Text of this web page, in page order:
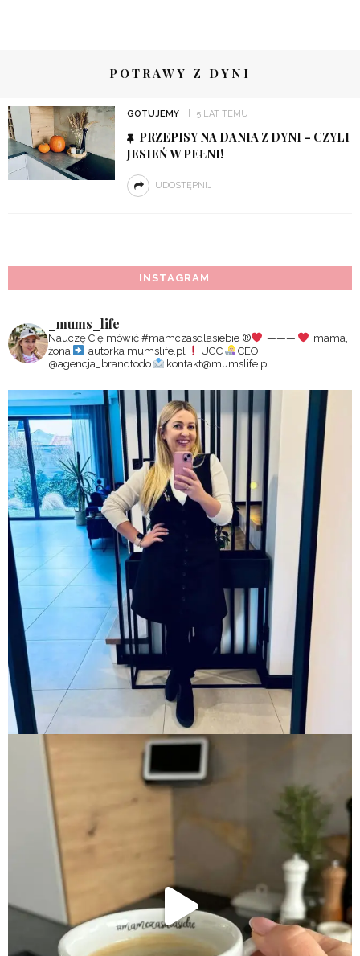
POTRAWY Z DYNI
GOTUJEMY 5 LAT TEMU
PRZEPISY NA DANIA Z DYNI – CZYLI
JESIEŃ W PEŁNI!
UDOSTĘPNIJ
INSTAGRAM
_mums_life
Nauczę Cię mówić #mamczasdlasiebie ®️ ———
mama,
żona
autorka mumslife.pl UGC
CEO
@agencja_brandtodo
kontakt@mumslife.pl